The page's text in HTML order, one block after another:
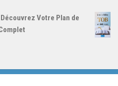
Votre Plan de